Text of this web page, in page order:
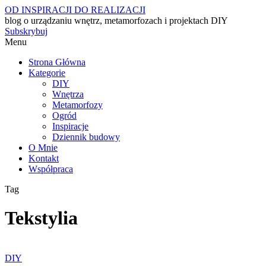
OD INSPIRACJI DO REALIZACJI
blog o urządzaniu wnętrz, metamorfozach i projektach DIY
Subskrybuj
Menu
Strona Główna
Kategorie
DIY
Wnętrza
Metamorfozy
Ogród
Inspiracje
Dziennik budowy
O Mnie
Kontakt
Współpraca
Tag
Tekstylia
DIY